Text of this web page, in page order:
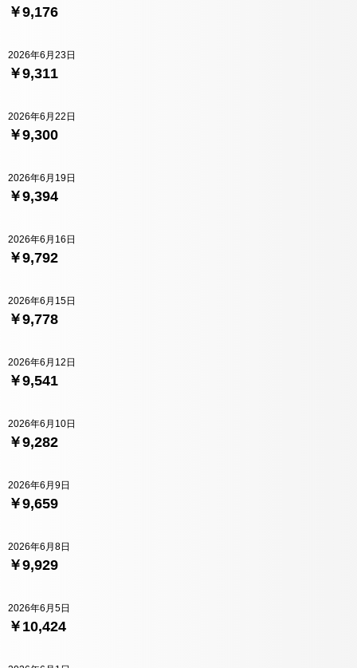
￥9,176
￥9,311
2026年6月23日
￥9,300
2026年6月22日
￥9,394
2026年6月19日
￥9,792
2026年6月16日
￥9,778
2026年6月15日
￥9,541
2026年6月12日
￥9,282
2026年6月10日
￥9,659
2026年6月9日
￥9,929
2026年6月8日
￥10,424
2026年6月5日